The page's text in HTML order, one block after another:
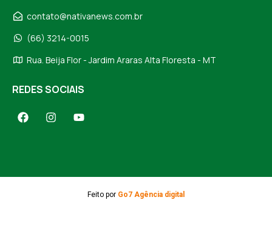
contato@nativanews.com.br
(66) 3214-0015
Rua. Beija Flor - Jardim Araras Alta Floresta - MT
REDES SOCIAIS
Feito por Go7 Agência digital